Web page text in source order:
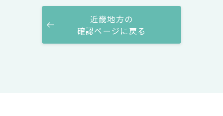
近畿地方の
確認ページに戻る